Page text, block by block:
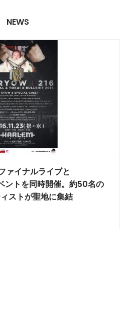
NEWS
ァイナルライブと
ントを同時開催。約50名の
ストが聖地に集結